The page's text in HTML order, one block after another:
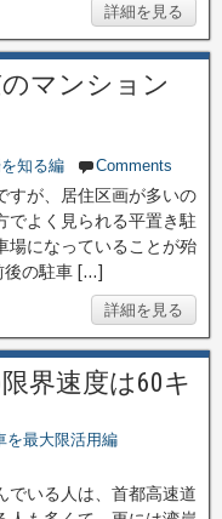
詳細を見る
マンション
知る編 Comments
すが、居住区画が多いの
でよく見られる平置き駐
場になっていることが殆
後の駐車 […]
詳細を見る
界速度は60キ
を最大限活用編
でいる人は、首都高速道